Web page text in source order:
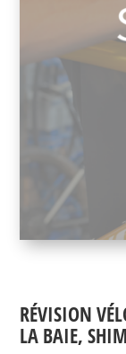
RÉVISION
LA BAIE,